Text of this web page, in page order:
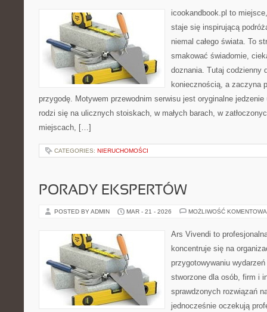
icookandbook.pl to
staje się inspirującą
niemal całego świata. To
smakować świadomie,
doznania. Tutaj codzienny
koniecznością, a zaczyna
przygodę. Motywem przewodnim serwisu jest oryginalne
rodzi się na ulicznych stoiskach, w małych barach, w
miejscach, […]
CATEGORIES: NIERUCHOMOŚCI
PORADY EKSPERTÓW
POSTED BY ADMIN MAR - 21 - 2026 MOŻLIWOŚĆ
Ars Vivendi to
koncentruje się na
przygotowywaniu
stworzone dla osób, firm i
sprawdzonych rozwiązań
jednocześnie oczekują